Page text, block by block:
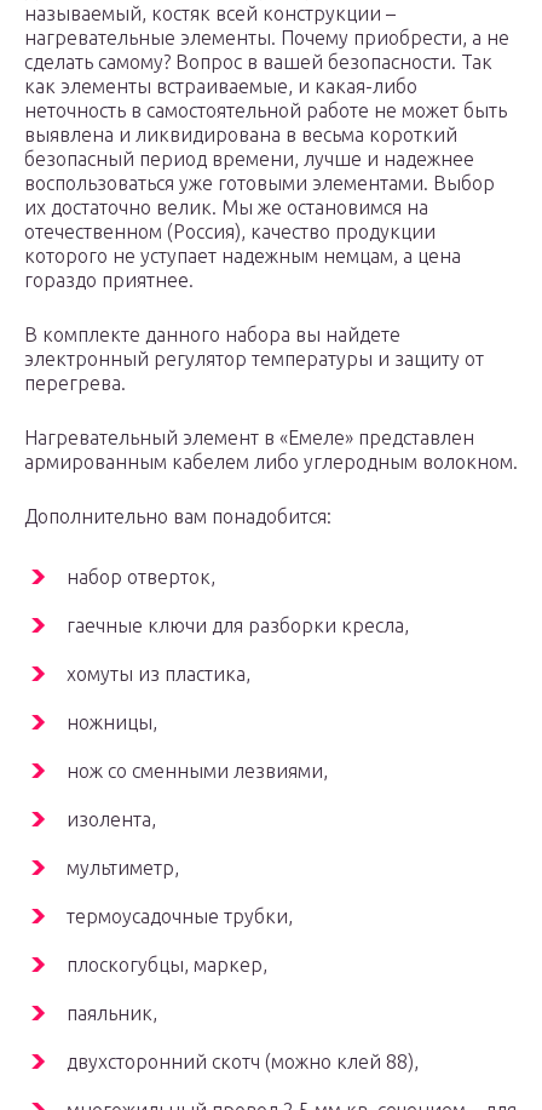
называемый, костяк всей конструкции –
нагревательные элементы. Почему приобрести, а не
сделать самому? Вопрос в вашей безопасности. Так
как элементы встраиваемые, и какая-либо
неточность в самостоятельной работе не может быть
выявлена и ликвидирована в весьма короткий
безопасный период времени, лучше и надежнее
воспользоваться уже готовыми элементами. Выбор
их достаточно велик. Мы же остановимся на
отечественном (Россия), качество продукции
которого не уступает надежным немцам, а цена
гораздо приятнее.
В комплекте данного набора вы найдете
электронный регулятор температуры и защиту от
перегрева.
Нагревательный элемент в «Емеле» представлен
армированным кабелем либо углеродным волокном.
Дополнительно вам понадобится:
набор отверток,
гаечные ключи для разборки кресла,
хомуты из пластика,
ножницы,
нож со сменными лезвиями,
изолента,
мультиметр,
термоусадочные трубки,
плоскогубцы, маркер,
паяльник,
двухсторонний скотч (можно клей 88),